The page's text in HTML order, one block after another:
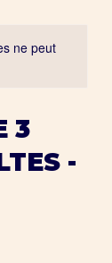
ne peut
3
-